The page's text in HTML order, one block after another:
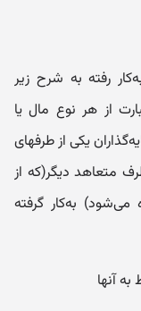
رفته به شرح زیر
عبارت از هر نوع مال یا
یکی از طرفهای
متعاهد دیگر(که از
به‌کار گرفته
آنها